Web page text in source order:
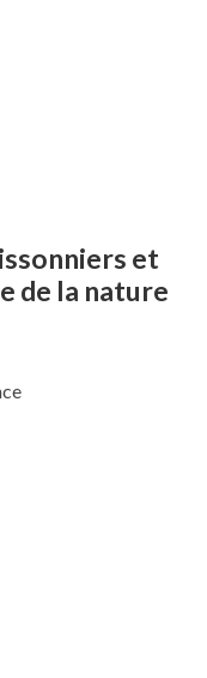
et
de la nature